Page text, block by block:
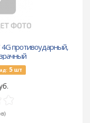
противоударный,
5 шт